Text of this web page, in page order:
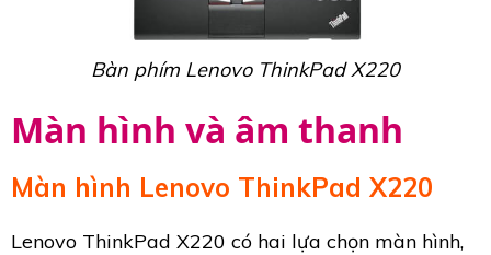
Bàn phím Lenovo ThinkPad X220
Màn hình và âm thanh
Màn hình Lenovo ThinkPad X220
Lenovo ThinkPad X220 có hai lựa chọn màn hình,